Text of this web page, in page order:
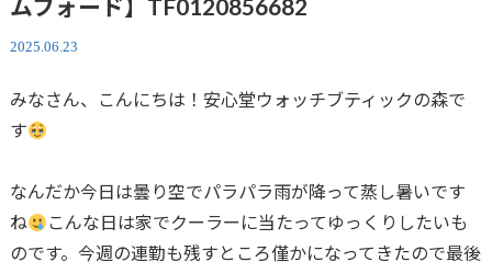
ムフォード】TF0120856682
2025.06.23
みなさん、こんにちは！安心堂ウォッチブティックの森で
す
なんだか今日は曇り空でパラパラ雨が降って蒸し暑いです
ね
こんな日は家でクーラーに当たってゆっくりしたいも
のです。今週の連勤も残すところ僅かになってきたので最後